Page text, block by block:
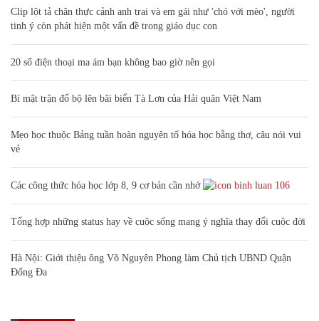
Clip lột tả chân thực cảnh anh trai và em gái như 'chó với mèo', người
tinh ý còn phát hiện một vấn đề trong giáo dục con
20 số điện thoại ma ám bạn không bao giờ nên gọi
Bí mật trận đổ bộ lên bãi biển Tà Lơn của Hải quân Việt Nam
Mẹo học thuộc Bảng tuần hoàn nguyên tố hóa học bằng thơ, câu nói vui
vẻ
Các công thức hóa học lớp 8, 9 cơ bản cần nhớ 106
Tổng hợp những status hay về cuộc sống mang ý nghĩa thay đổi cuộc đời
Hà Nội: Giới thiệu ông Võ Nguyên Phong làm Chủ tịch UBND Quận
Đống Đa